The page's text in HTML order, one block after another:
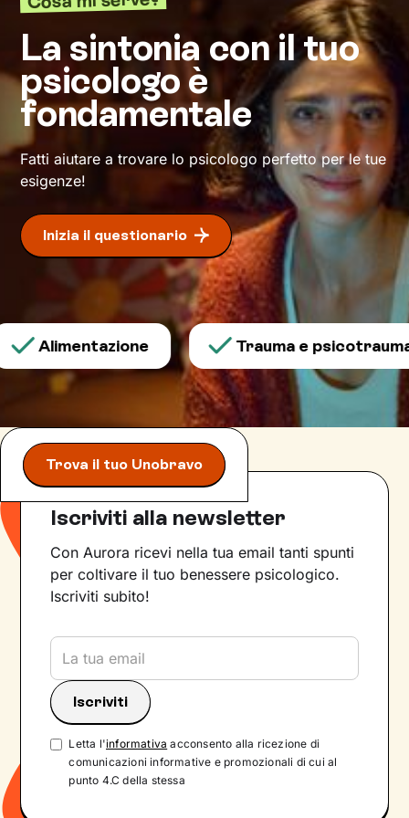
generale, sull’acquisizione di modalità di
pensiero e comportamento utili a raggiungere
un
livello di benessere sempre maggiore.
La sintonia con il tuo
psicologo è
fondamentale
Fatti aiutare a trovare lo psicologo perfetto per le tue
esigenze!
Inizia il questionario
Alimentazione Trauma e
Trova il tuo Unobravo
Iscriviti alla newsletter
Con Aurora ricevi nella tua email tanti spunti
per coltivare il tuo benessere psicologico.
Iscriviti subito!
Letta l'informativa acconsento alla ricezione di
comunicazioni informative e promozionali di cui al
punto 4.C della stessa